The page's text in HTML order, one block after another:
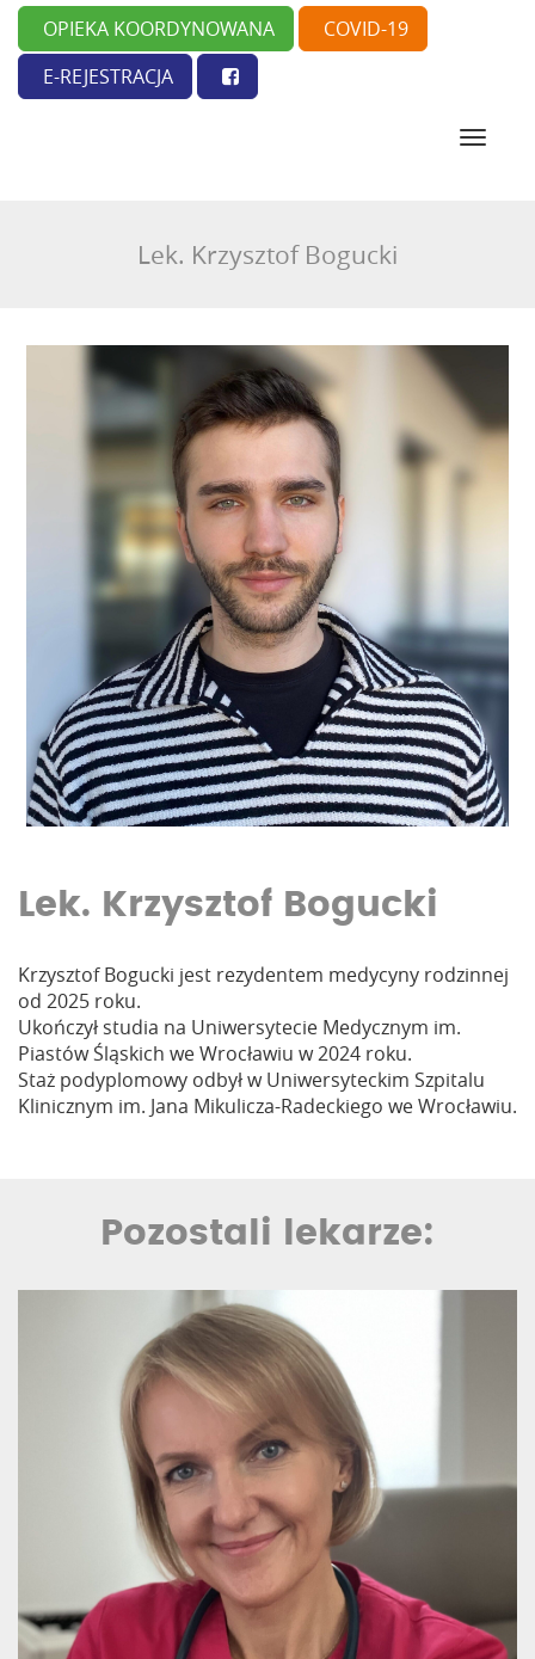
OPIEKA KOORDYNOWANA
COVID-19
E-REJESTRACJA
N
a
Lek. Krzysztof Bogucki
Lek. Krzysztof Bogucki
Krzysztof Bogucki jest rezydentem medycyny rodzinnej
od 2025 roku.
Ukończył studia na Uniwersytecie Medycznym im.
Piastów Śląskich we Wrocławiu w 2024 roku.
Staż podyplomowy odbył w Uniwersyteckim Szpitalu
Klinicznym im. Jana Mikulicza-Radeckiego we Wrocławiu.
Pozostali lekarze: